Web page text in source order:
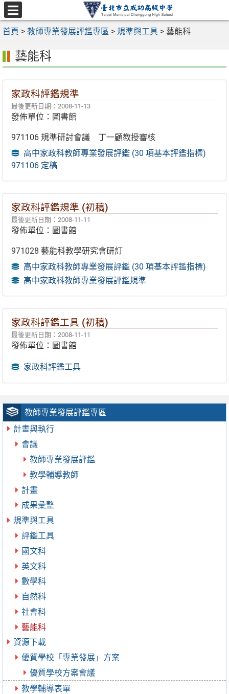
跳
至
主
容
選
單
首頁 > 教師專業發展評鑑專區 > 規準與工具 > 藝能科
教師專業發展評鑑專區
計畫與執行
會議
教師專業發展評鑑
教學輔導教師
計畫
成果彙整
規準與工具
評鑑工具
國文科
英文科
數學科
自然科
社會科
藝能科
資源下載
優質學校「專業發展」方案
優質學校方案會議
教學輔導表單
藝能科
家政科評鑑規準
最後更新日期：2008-11-13
發佈單位：圖書館
971106 規準研討會議 丁一顧教授審核
高中家政科教師專業發展評鑑 (30 項基本評鑑指標)
971106 定稿
家政科評鑑規準 (初稿)
最後更新日期：2008-11-11
發佈單位：圖書館
971028 藝能科教學研究會研訂
高中家政科教師專業發展評鑑 (30 項基本評鑑指標)
高中家政科教師專業發展評鑑規準
家政科評鑑工具 (初稿)
最後更新日期：2008-11-11
發佈單位：圖書館
家政科評鑑工具